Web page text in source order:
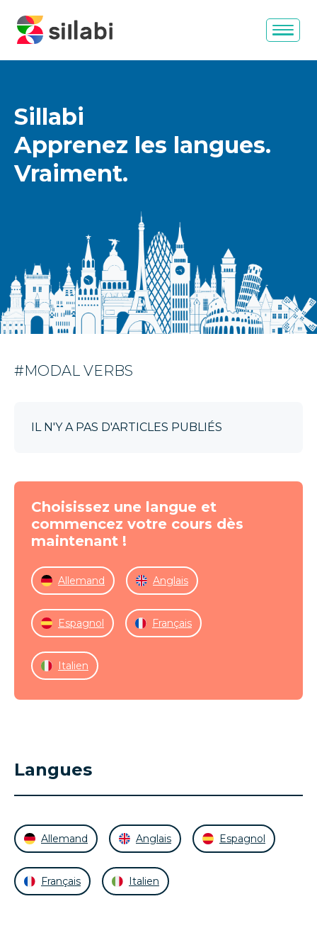
Sillabi
Apprenez les langues.
Vraiment.
#MODAL VERBS
IL N'Y A PAS D'ARTICLES PUBLIÉS
Choisissez une langue et
commencez votre cours dès
maintenant !
Allemand Anglais
Espagnol Français
Italien
Langues
Allemand Anglais Espagnol
Français Italien